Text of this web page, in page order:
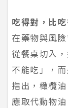
吃得對，比
在藥物與風
從餐桌切入
不能吃」，
指出，橄欖
應取代動物